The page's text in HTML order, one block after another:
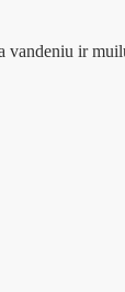
vandeniu ir